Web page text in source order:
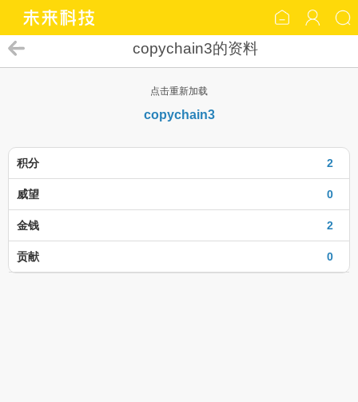
copychain3的资料
点击重新加载
copychain3
2
积分
0
威望
2
金钱
0
贡献